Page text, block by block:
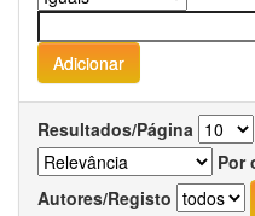
Resultados/Página
Por
Autores/Registo